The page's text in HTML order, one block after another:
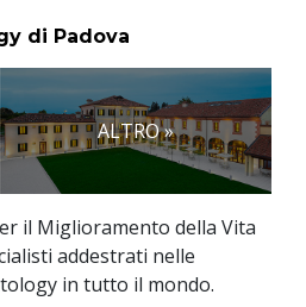
di Padova
ALTRO »
il Miglioramento della Vita
addestrati nelle
in tutto il mondo.